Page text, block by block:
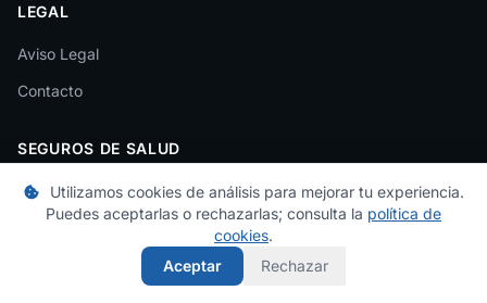
Málaga
Melilla
Murcia
Palencia
LEGAL
Aviso Legal
Contacto
SEGUROS DE SALUD
¿Buscas un seguro de salud? Compara precios y coberturas de
las principales aseguradoras.
Compara en Tu Póliza de Salud
Utilizamos cookies de análisis para mejorar tu experiencia.
Puedes aceptarlas o rechazarlas; consulta la política de
cookies.
Aceptar
Rechazar